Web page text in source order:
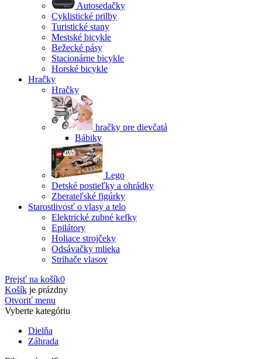
Autosedačky
Cyklistické prilby
Turistické stany
Mestské bicykle
Bežecké pásy
Stacionárne bicykle
Horské bicykle
Hračky
Hračky
hračky pre dievčatá
Bábiky
Lego
Detské postieľky a ohrádky
Zberateľské figúrky
Starostlivosť o vlasy a telo
Elektrické zubné kefky
Epilátory
Holiace strojčeky
Odsávačky mlieka
Strihače vlasov
Prejsť na košík0
Košík je prázdny
Otvoriť menu
Vyberte kategóriu
Dielňa
Záhrada